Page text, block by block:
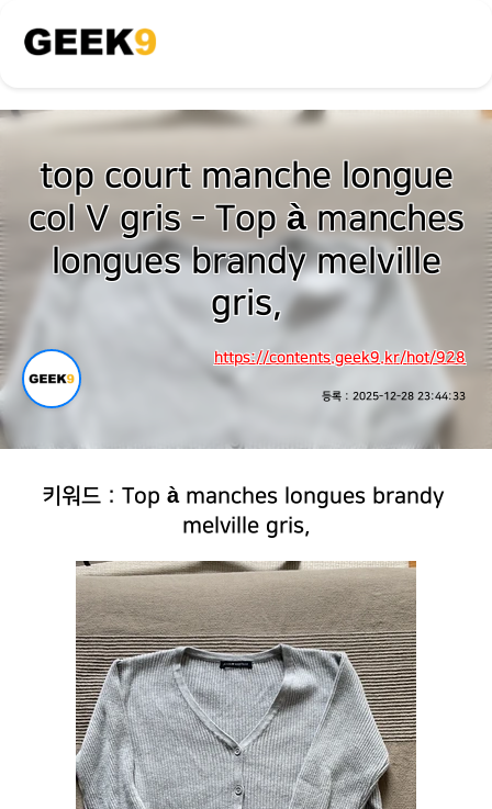
top court manche longue
col V gris - Top à manches
longues brandy melville
gris,
https://contents.geek9.kr/hot/928
등록 : 2025-12-28 23:44:33
키워드 : Top à manches longues brandy
melville gris,